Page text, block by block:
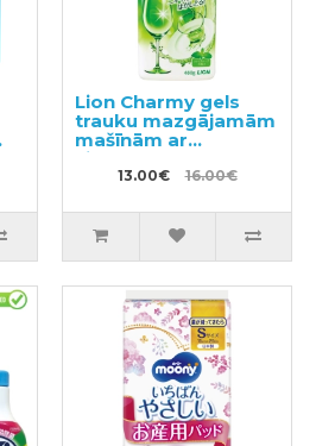
Lion Charmy gels
trauku mazgājamām
mašīnām ar
citronmētras
aromātu 480g
13.00€ 16.00€